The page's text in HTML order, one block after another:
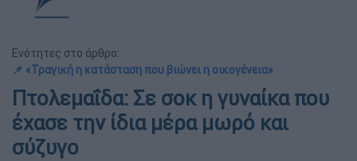
Ενότητες στο άρθρο:
📌 «Τραγική η κατάσταση που βιώνει η οικογένεια»
Πτολεμαΐδα: Σε σοκ η γυναίκα που
έχασε την ίδια μέρα μωρό και
σύζυγο